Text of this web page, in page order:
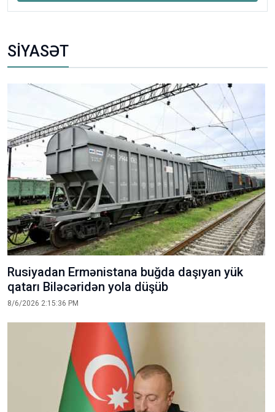
SİYASƏT
Rusiyadan Ermənistana buğda daşıyan yük
qatarı Biləcəridən yola düşüb
8/6/2026 2:15:36 PM